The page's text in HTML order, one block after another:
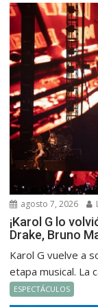
agosto 7, 2026
¡Karol G lo
Drake, Bruno
Karol G vuelve a
etapa musical. La
ESPECTÁCULOS